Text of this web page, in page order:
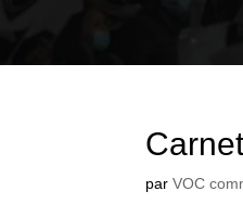
parVOC